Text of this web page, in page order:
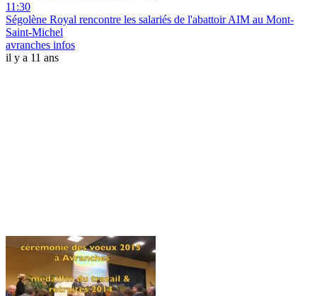
11:30
Ségolène Royal rencontre les salariés de l'abattoir AIM au Mont-
Saint-Michel
avranches infos
il y a 11 ans